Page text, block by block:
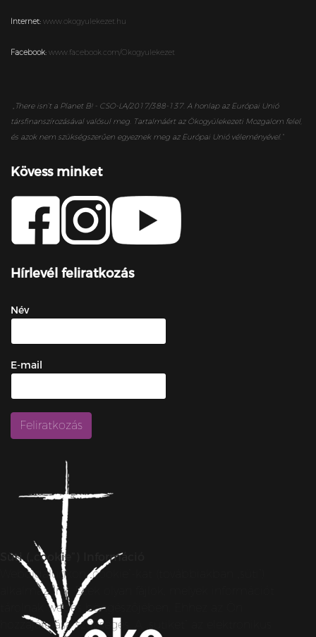
Internet: www.okogyulekezet.hu
Facebook: www.facebook.com/Okogyulekezet
„ There isn’t a Planet B! - CSO-LA/2017/388-137. A honlap az Európai Unió
társfinanszírozásával valósul meg. Tartalmáért az Ökogyülekezeti Mozgalom felel,
és azok nem szükségszerűen egyeznek meg az Európai Unió véleményével.”
Kövess minket
Hírlevél feliratkozás
Név
E-mail
Süti („cookie”) Információ
Weboldalunkon „cookie”-kat (továbbiakban „süti”)
alkalmazunk. Ezek olyan fájlok, melyek információt
tárolnak webes böngészőjében. Ehhez az Ön
hozzájárulása szükséges. A „sütiket” az elektronikus